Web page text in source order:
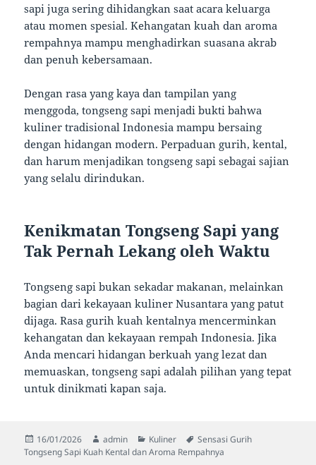
sapi juga sering dihidangkan saat acara keluarga
atau momen spesial. Kehangatan kuah dan aroma
rempahnya mampu menghadirkan suasana akrab
dan penuh kebersamaan.
Dengan rasa yang kaya dan tampilan yang
menggoda, tongseng sapi menjadi bukti bahwa
kuliner tradisional Indonesia mampu bersaing
dengan hidangan modern. Perpaduan gurih, kental,
dan harum menjadikan tongseng sapi sebagai sajian
yang selalu dirindukan.
Kenikmatan Tongseng Sapi yang
Tak Pernah Lekang oleh Waktu
Tongseng sapi bukan sekadar makanan, melainkan
bagian dari kekayaan kuliner Nusantara yang patut
dijaga. Rasa gurih kuah kentalnya mencerminkan
kehangatan dan kekayaan rempah Indonesia. Jika
Anda mencari hidangan berkuah yang lezat dan
memuaskan, tongseng sapi adalah pilihan yang tepat
untuk dinikmati kapan saja.
Diposkan
pada
16/01/2026 Penulis
admin Kategori
Kuliner Tag
Sensasi Gurih
Tongseng Sapi Kuah Kental dan Aroma Rempahnya